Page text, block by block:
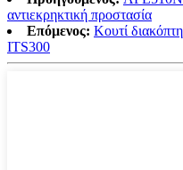
αντιεκρηκτική προστασία
Επόμενος: Κουτί
ITS300